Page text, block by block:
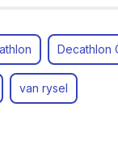
Decathlon
van rysel